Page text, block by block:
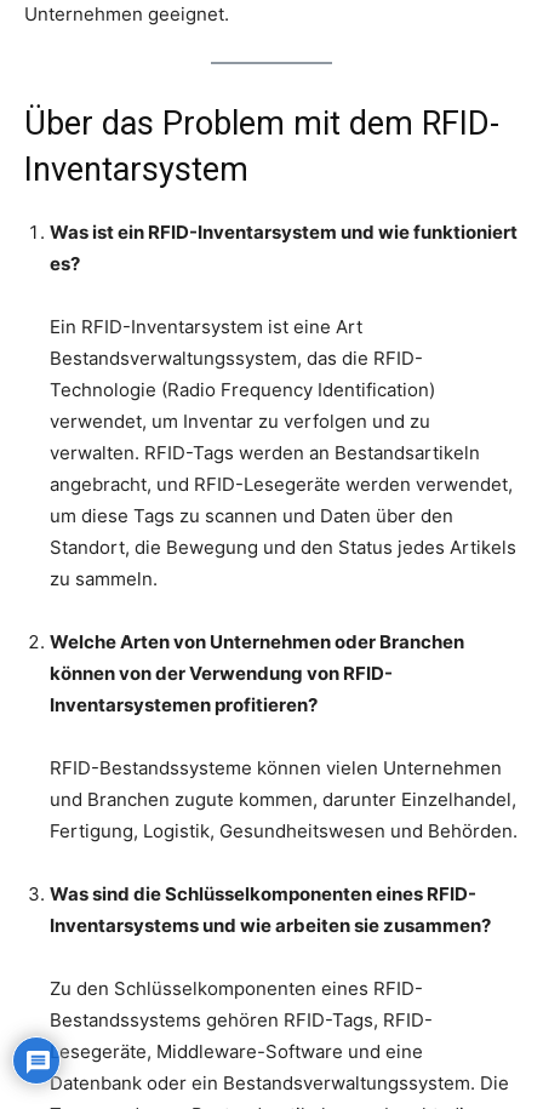
Unternehmen geeignet.
Über das Problem mit dem RFID-
Inventarsystem
Was ist ein RFID-Inventarsystem und wie funktioniert
es?
Ein RFID-Inventarsystem ist eine Art
Bestandsverwaltungssystem, das die RFID-
Technologie (Radio Frequency Identification)
verwendet, um Inventar zu verfolgen und zu
verwalten. RFID-Tags werden an Bestandsartikeln
angebracht, und RFID-Lesegeräte werden verwendet,
um diese Tags zu scannen und Daten über den
Standort, die Bewegung und den Status jedes Artikels
zu sammeln.
Welche Arten von Unternehmen oder Branchen
können von der Verwendung von RFID-
Inventarsystemen profitieren?
RFID-Bestandssysteme können vielen Unternehmen
und Branchen zugute kommen, darunter Einzelhandel,
Fertigung, Logistik, Gesundheitswesen und Behörden.
Was sind die Schlüsselkomponenten eines RFID-
Inventarsystems und wie arbeiten sie zusammen?
Zu den Schlüsselkomponenten eines RFID-
Bestandssystems gehören RFID-Tags, RFID-
Lesegeräte, Middleware-Software und eine
Datenbank oder ein Bestandsverwaltungssystem. Die